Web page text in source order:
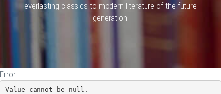
everlasting classics to modern literature of the future
generation.
Error:
Value cannot be null.